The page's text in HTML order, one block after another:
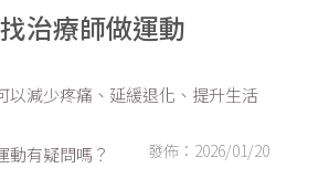
治療師做運動
發佈：2026/01/20
以減少疼痛、延緩退化、提升生活
動有疑問嗎？